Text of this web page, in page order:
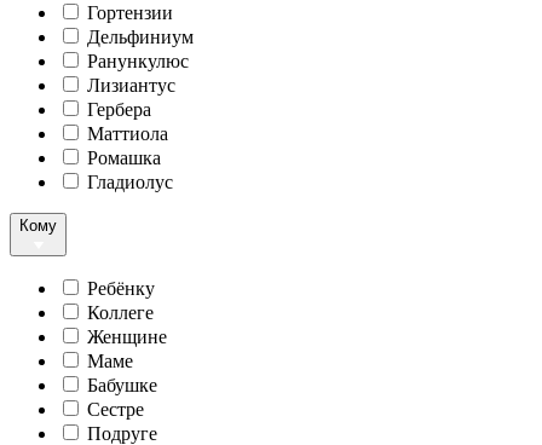
Гортензии
Дельфиниум
Ранункулюс
Лизиантус
Гербера
Маттиола
Ромашка
Гладиолус
Кому
Ребёнку
Коллеге
Женщине
Маме
Бабушке
Сестре
Подруге